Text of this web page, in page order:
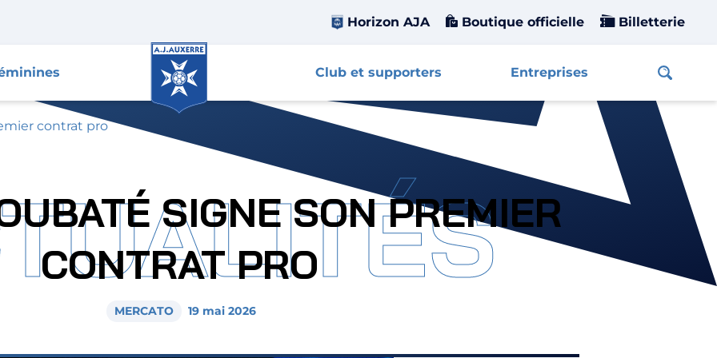
Horizon AJA Boutique officielle Billetterie
Club et supporters Entreprises Afficher
contrat pro
SIGNE SON PREMIER
CONTRAT PRO
MERCATO 19 mai 2026